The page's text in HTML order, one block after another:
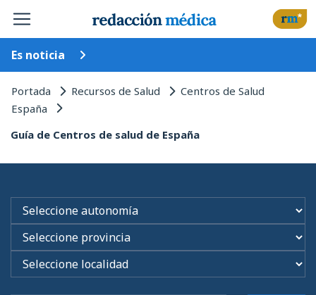
Es noticia
Portada Recursos de Salud Centros de Salud
España
Guía de Centros de salud de España